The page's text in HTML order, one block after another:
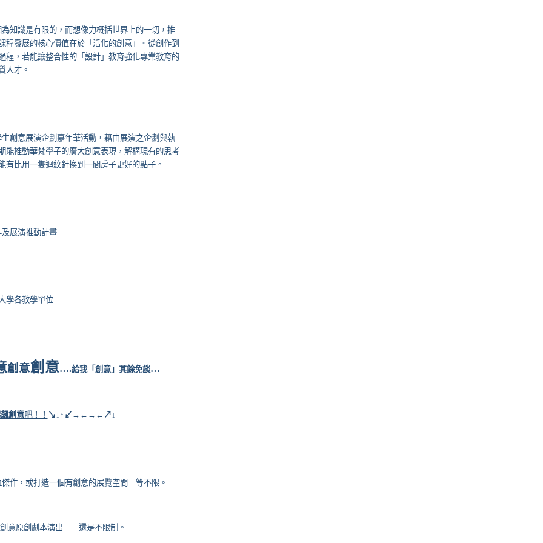
知識是有限的，而想像力概括世界上的一切，推
發展的核心價值在於「活化的創意」。從創作到
程，若能讓整合性的「設計」教育強化專業教育的
人才。
創意展演企劃嘉年華活動，藉由展演之企劃與執
能推動華梵學子的廣大創意表現，解構現有的思考
比用一隻迴紋針換到一間房子更好的點子。
展演推動計畫
各教學單位
創意創意….給我「創意」其餘免談…
創意吧！！ ↘↓↑↙→←→←↗↓
作，或打造一個有創意的展覽空間…等不限。
意原創劇本演出……還是不限制。